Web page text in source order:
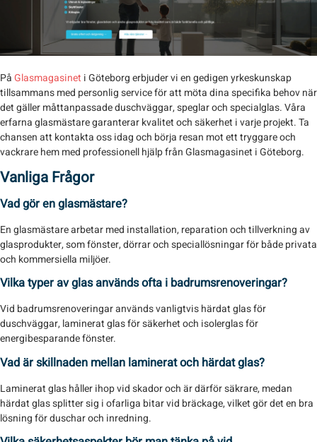
PåGlasmagasinet i Göteborg erbjuder vi en gedigen yrkeskunskap
tillsammans med personlig service för att möta dina specifika behov när
det gäller måttanpassade duschväggar, speglar och specialglas. Våra
erfarna glasmästare garanterar kvalitet och säkerhet i varje projekt. Ta
chansen att kontakta oss idag och börja resan mot ett tryggare och
vackrare hem med professionell hjälp från Glasmagasinet i Göteborg.
Vanliga Frågor
Vad gör en glasmästare?
En glasmästare arbetar med installation, reparation och tillverkning av
glasprodukter, som fönster, dörrar och speciallösningar för både privata
och kommersiella miljöer.
Vilka typer av glas används ofta i badrumsrenoveringar?
Vid badrumsrenoveringar används vanligtvis härdat glas för
duschväggar, laminerat glas för säkerhet och isolerglas för
energibesparande fönster.
Vad är skillnaden mellan laminerat och härdat glas?
Laminerat glas håller ihop vid skador och är därför säkrare, medan
härdat glas splitter sig i ofarliga bitar vid bräckage, vilket gör det en bra
lösning för duschar och inredning.